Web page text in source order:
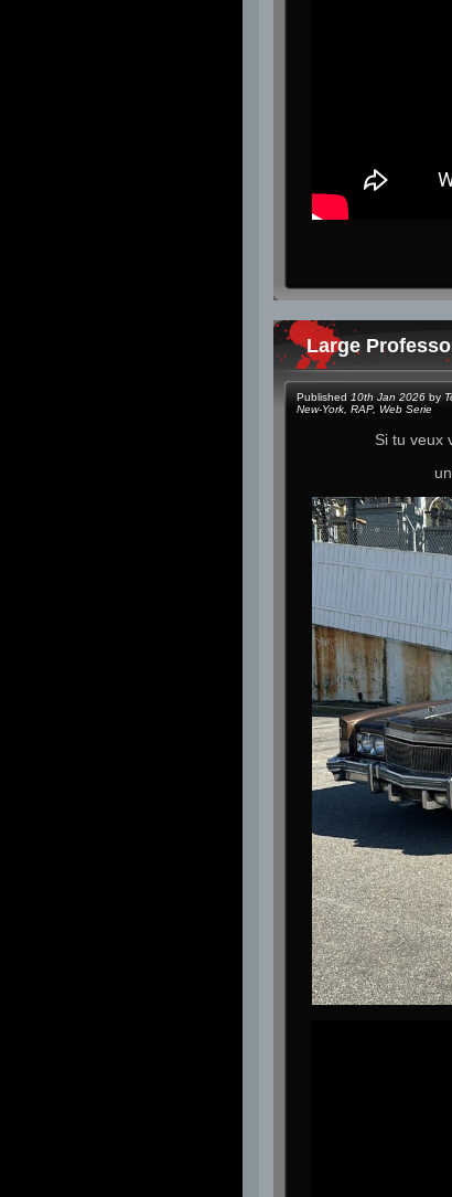
Large
Published 10th Jan 2026 by
New-York RAP, Web Serie
Si tu veux